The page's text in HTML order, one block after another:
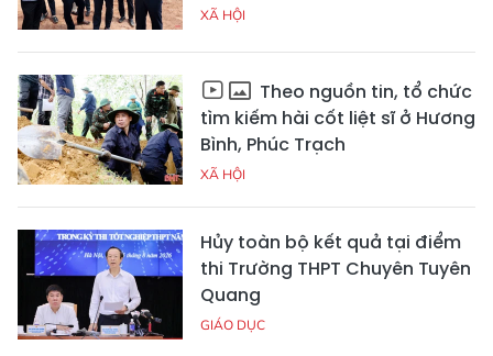
XÃ HỘI
Theo nguồn tin, tổ chức
tìm kiếm hài cốt liệt sĩ ở Hương
Bình, Phúc Trạch
XÃ HỘI
Hủy toàn bộ kết quả tại điểm
thi Trường THPT Chuyên Tuyên
Quang
GIÁO DỤC